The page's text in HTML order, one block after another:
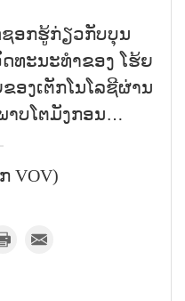
ອກຮູ້ກ່ຽວກັບບຸນ
ທະນະທຳຂອງ ໂຮ້ຍ
ງເຕັກໂນໂລຊີຜ່ານ
ບໂຕມັງກອນ…
VOV)